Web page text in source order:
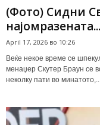
(Фото) Сидни
најомразената...
April 17, 2026 во 10:26
Веќе некое време се
менаџер Скутер Браун се
неколку пати во минатото,...